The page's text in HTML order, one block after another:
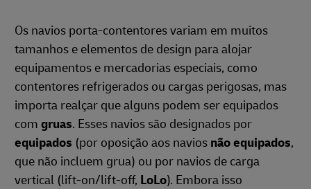
Os navios porta-contentores variam em muitos
tamanhos e elementos de design para alojar
equipamentos e mercadorias especiais, como
contentores refrigerados ou cargas perigosas, mas
importa realçar que alguns podem ser equipados
com gruas. Esses navios são designados por
equipados (por oposição aos navios não equipados,
que não incluem grua) ou por navios de carga
vertical (lift-on/lift-off, LoLo). Embora isso